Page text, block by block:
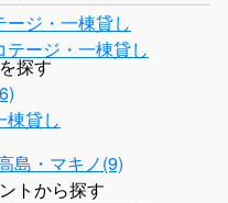
ジ・一棟貸し
ージ・一棟貸し
探す
棟貸し
島・マキノ(9)
トから探す